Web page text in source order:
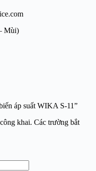
Mùi)
áp suất WIKA S-11”
khai. Các trường bắt